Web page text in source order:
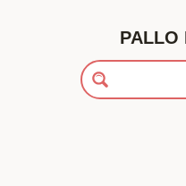
PALLO